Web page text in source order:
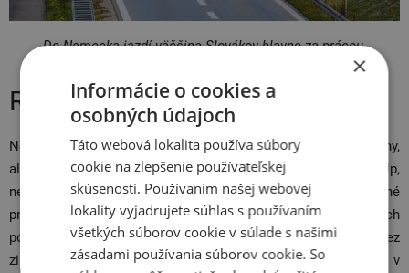
Do Nemecka jazdí väčšina Slovákov hlavne za prácou.
Rakúsko
Nech už plánujete pred Vianocami navštíviť viedenské trhy,
alebo o jarných prázdninách vyrážate na lyžovačku do Álp,
nezabudnite si náležito vybaviť aj svoje vozidlo. Zimné
pneumatiky sú totiž v Rakúsku povinné pri nepriaznivých
poveternostných podmienkach (ľad, sneh) od1.11. do 15.4.
Bez
zimných pneumatík sa skrátka neobídete v tuzemsku ani v
×
Informácie o cookies a
osobných údajoch
Táto webová lokalita používa súbory
cookie na zlepšenie používateľskej
skúsenosti. Používaním našej webovej
lokality vyjadrujete súhlas s používaním
všetkých súborov cookie v súlade s našimi
zásadami používania súborov cookie. So